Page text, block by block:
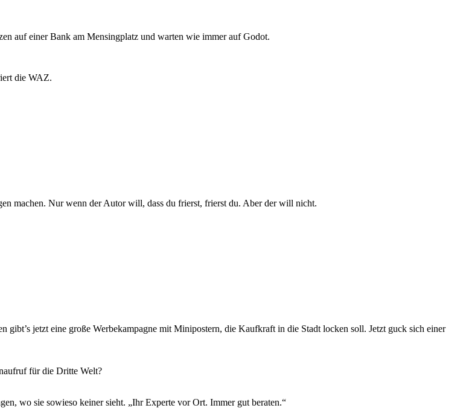
auf einer Bank am Mensingplatz und warten wie immer auf Godot.
die WAZ.
machen. Nur wenn der Autor will, dass du frierst, frierst du. Aber der will nicht.
gibt’s jetzt eine große Werbekampagne mit Minipostern, die Kaufkraft in die Stadt locken soll. Jetzt guck sich einer
für die Dritte Welt?
wo sie sowieso keiner sieht. „Ihr Experte vor Ort. Immer gut beraten.“